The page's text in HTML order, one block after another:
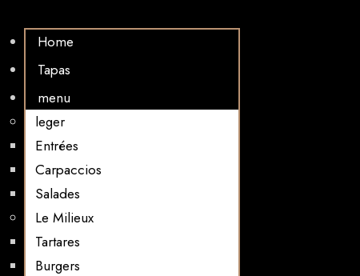
Home
Tapas
menu
leger
Entrées
Carpaccios
Salades
Le Milieux
Tartares
Burgers